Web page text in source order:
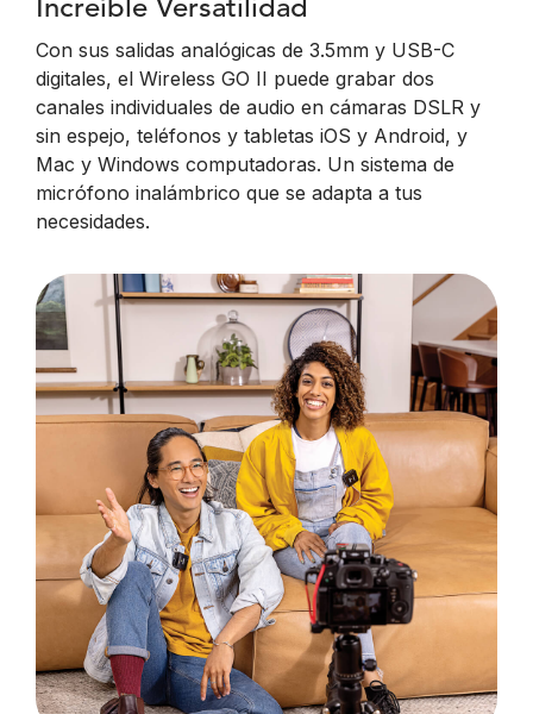
Increíble Versatilidad
Con sus salidas analógicas de 3.5mm y USB-C
digitales, el Wireless GO II puede grabar dos
canales individuales de audio en cámaras DSLR y
sin espejo, teléfonos y tabletas iOS y Android, y
Mac y Windows computadoras. Un sistema de
micrófono inalámbrico que se adapta a tus
necesidades.